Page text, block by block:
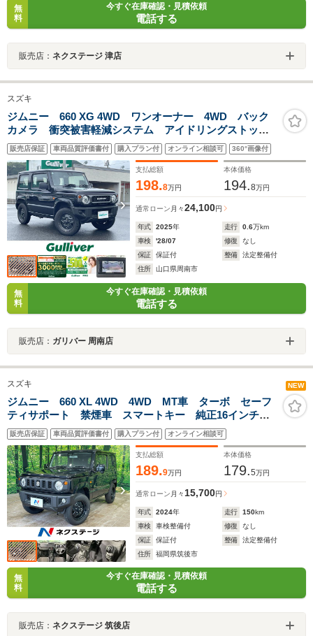
無
料
今すぐ在庫確認・見積依頼
電話する
販売店： ネクステージ 津店
スズキ
ジムニー 660 XG 4WD ワンオーナー 4WD バック
カメラ 衝突被害軽減システム アイドリングストッ
プ ダウンヒルアシストコントロール オートライト
横滑り防止装置 ABS 純正フロアマット スペアキー1
本 リモコンキー
販売店保証 車両品質評価書付 購入プラン付 オンライン相談可 360°画像付
支払総額
198.8万円
本体価格
194.8万円
通常ローン 月々24,100円
年式 2025年 走行 0.6万km
車検
'28/07 修復
なし
保証
保証付 整備
法定整備付
住所
山口県周南市
無
料
今すぐ在庫確認・見積依頼
電話する
販売店： ガリバー 周南店
スズキ NEW
ジムニー 660 XL 4WD 4WD MT車 ターボ セーフ
ティサポート 禁煙車 スマートキー 純正16インチア
ルミ 車線逸脱警報 シートヒーター ハイビームアシ
スト プライバシーガラス オートエアコン トラクシ
ョンコントロール
販売店保証 車両品質評価書付 購入プラン付 オンライン相談可
支払総額
189.9万円
本体価格
179.5万円
通常ローン 月々 15,700円
年式 2024年 走行 150km
車検
車検整備付 修復
なし
保証
保証付 整備
法定整備付
住所
福岡県筑後市
無
料
今すぐ在庫確認・見積依頼
電話する
販売店： ネクステージ 筑後店